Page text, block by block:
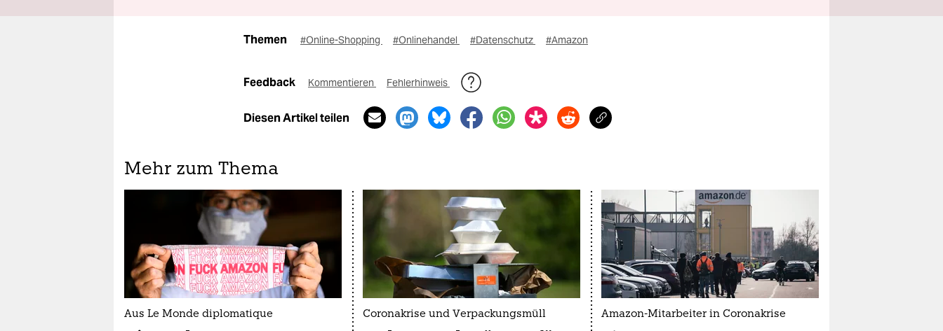
Themen #Online-Shopping #Onlinehandel #Datenschutz #Amazon
Feedback Kommentieren Fehlerhinweis
Diesen Artikel teilen
Mehr zum Thema
Aus Le Monde diplomatique Coronakrise und Verpackungsmüll Amazon-Mitarbeiter in Coronakrise